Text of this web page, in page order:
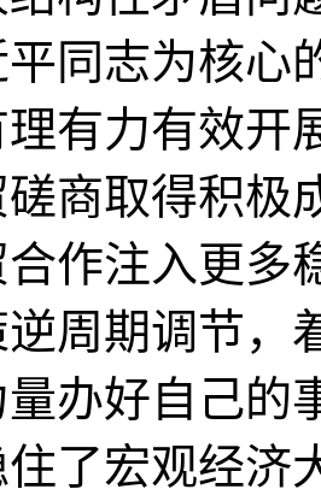
平同志为核心
有力有效开
商取得积极
作注入更多
周期调节，
办好自己的
了宏观经济